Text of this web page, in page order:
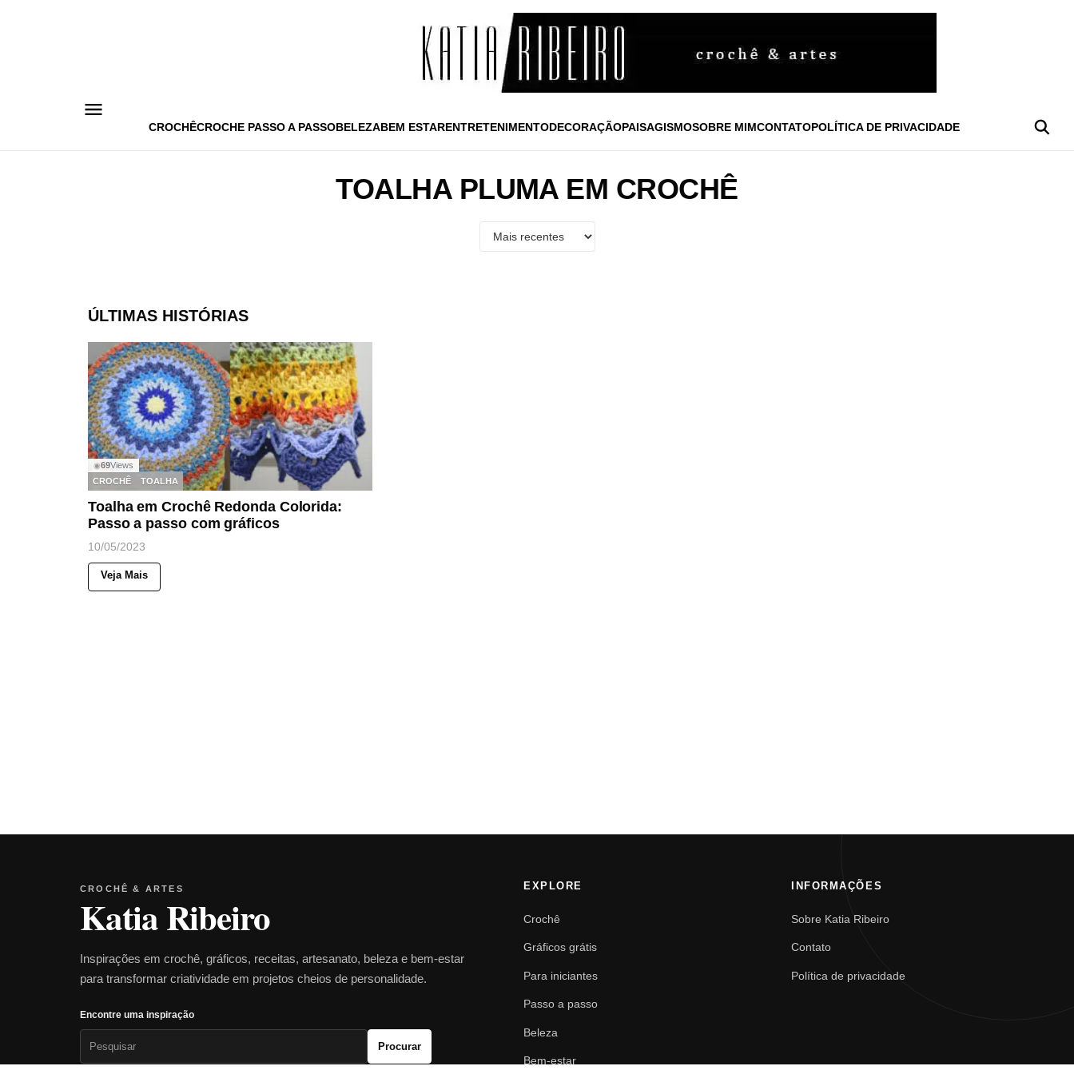
CROCHÊCROCHE PASSO A PASSOBELEZABEM ESTARENTRETENIMENTODECORAÇÃOPAISAGISMOSOBRE MIMCONTATOPOLÍTICA DE PRIVACIDADE
TOALHA PLUMA EM CROCHÊ
ÚLTIMAS HISTÓRIAS
◉69Views
CROCHÊ
TOALHA
Toalha em Crochê Redonda Colorida:
Passo a passo com gráficos
10/05/2023
Veja Mais
CROCHÊ & ARTES
Katia Ribeiro
Inspirações em crochê, gráficos, receitas, artesanato, beleza e bem-estar
para transformar criatividade em projetos cheios de personalidade.
Encontre uma inspiração
Procurar
EXPLORE
Crochê
Gráficos grátis
Para iniciantes
Passo a passo
Beleza
Bem-estar
INFORMAÇÕES
Sobre Katia Ribeiro
Contato
Política de privacidade